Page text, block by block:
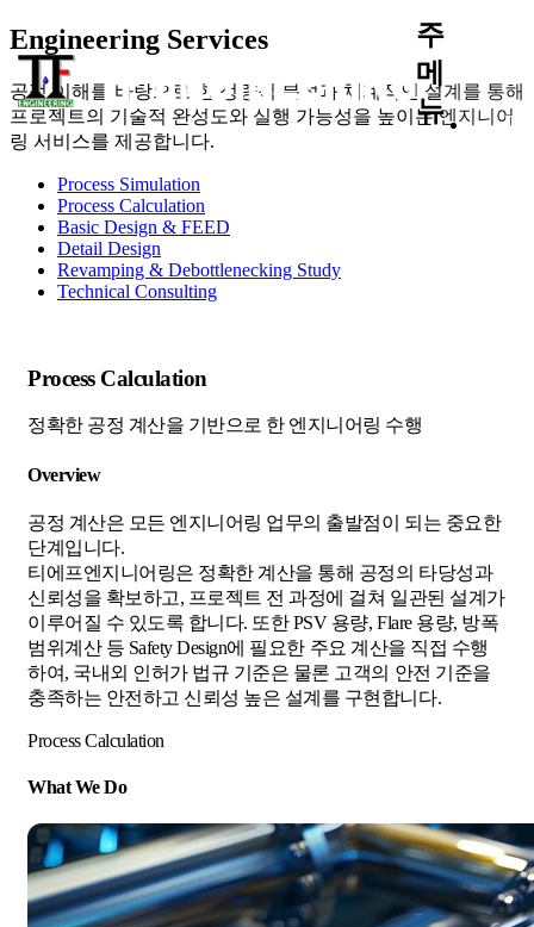
주
메
뉴
Engineering Services
공정 이해를 바탕으로 한 정량적 분석과 체계적인 설계를 통해
프로젝트의 기술적 완성도와 실행 가능성을 높이는 엔지니어
링 서비스를 제공합니다.
Process Simulation
Process Calculation
Basic Design & FEED
Detail Design
Revamping & Debottlenecking Study
Technical Consulting
Process Calculation
정확한 공정 계산을 기반으로 한 엔지니어링 수행
Overview
공정 계산은 모든 엔지니어링 업무의 출발점이 되는 중요한
단계입니다.
티에프엔지니어링은 정확한 계산을 통해 공정의 타당성과
신뢰성을 확보하고, 프로젝트 전 과정에 걸쳐 일관된 설계가
이루어질 수 있도록 합니다. 또한 PSV 용량, Flare 용량, 방폭
범위계산 등 Safety Design에 필요한 주요 계산을 직접 수행
하여, 국내외 인허가 법규 기준은 물론 고객의 안전 기준을
충족하는 안전하고 신뢰성 높은 설계를 구현합니다.
Process Calculation
What We Do